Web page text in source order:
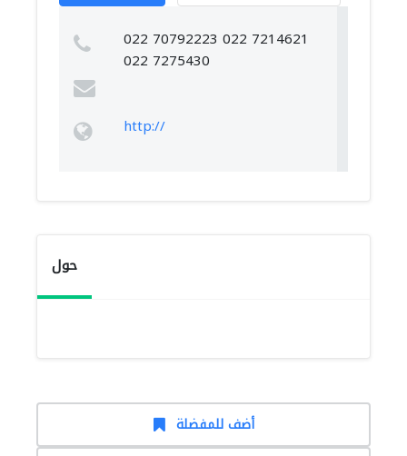
022 70792223 022 7214621
022 7275430
http://
حول
أضف للمفضلة